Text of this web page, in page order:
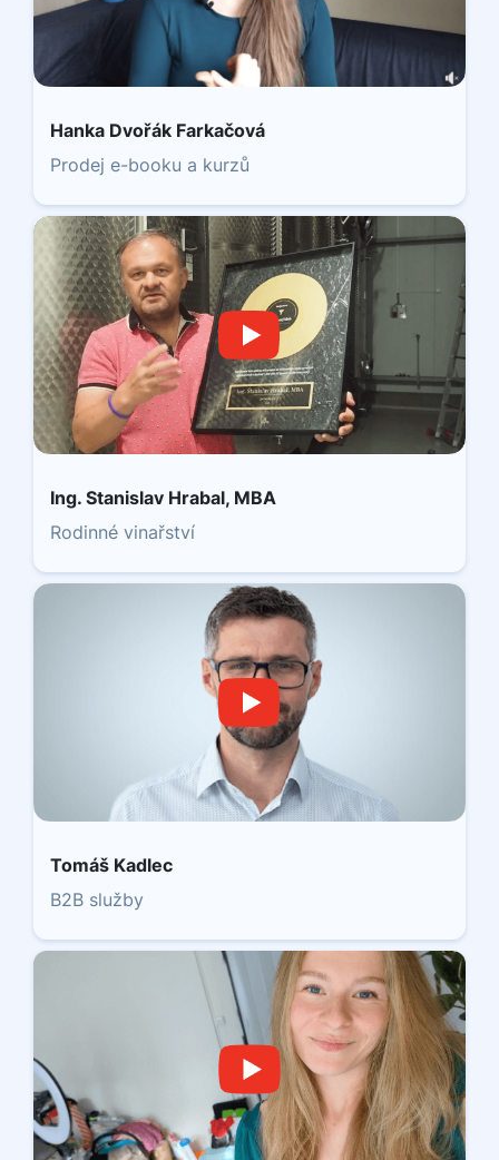
Hanka Dvořák Farkačová
Prodej e-booku a kurzů
Ing. Stanislav Hrabal, MBA
Rodinné vinařství
Tomáš Kadlec
B2B služby